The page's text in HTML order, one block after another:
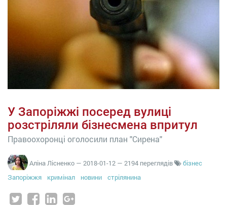
У Запоріжжі посеред вулиці
розстріляли бізнесмена впритул
Правоохоронці оголосили план "Сирена"
Аліна Лісненко — 2018-01-12 — 2194 переглядів
бізнес
Запоріжжя
кримінал новини стрілянина